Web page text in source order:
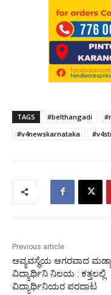
TAGS #belthangadi
#v4newskarnataka
Previous article
ಅವ್ಯವಸ್ಥೆಯ ಆಗರವಾದ
ವಿದ್ಯಾರ್ಥಿನಿ ನಿಲಯ : ಕತ್ತಲಲ್ಲಿ
ವಿದ್ಯಾರ್ಥಿನಿಯರ ಪರದಾಟ